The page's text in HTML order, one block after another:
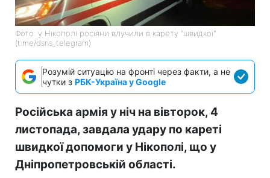
Фото: у Нікополі росіяни влучили в карету "швидкої"
(t.me/dsns_telegram)
Розумій ситуацію на фронті через факти, а не
чутки з РБК-Україна у Google
Російська армія у ніч на вівторок, 4
листопада, завдала удару по кареті
швидкої допомоги у Нікополі, що у
Дніпропетровській області.